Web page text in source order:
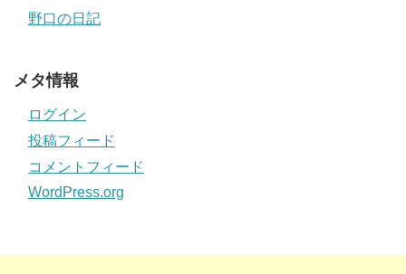
野口の日記
メタ情報
ログイン
投稿フィード
コメントフィード
WordPress.org